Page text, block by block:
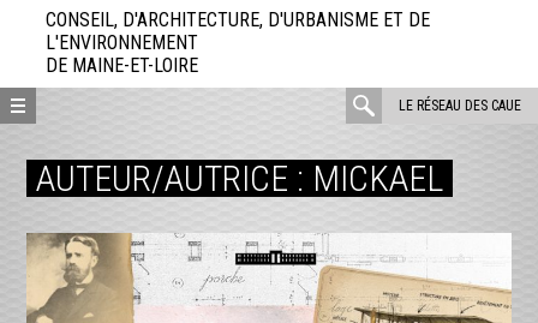
directement
contenu
CONSEIL, D'ARCHITECTURE, D'URBANISME ET DE
L'ENVIRONNEMENT
DE MAINE-ET-LOIRE
LE RÉSEAU DES CAUE
rechercher
AUTEUR/AUTRICE : MICKAEL